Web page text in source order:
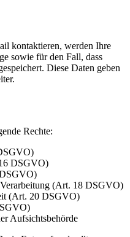
kontaktieren, werden Ihre
sowie für den Fall, dass
Diese Daten geben
Rechte:
DSGVO)
(Art. 18 DSGVO)
(Art. 20 DSGVO)
Aufsichtsbehörde